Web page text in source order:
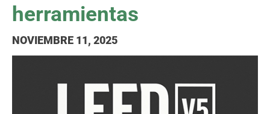
herramientas
NOVIEMBRE 11, 2025